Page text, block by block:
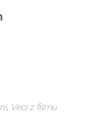
, Veci z filmu